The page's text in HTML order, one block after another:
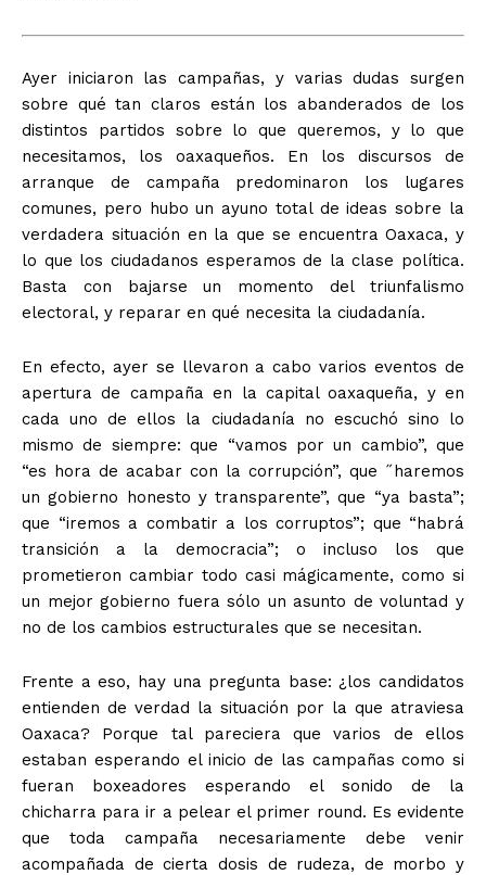
Ayer iniciaron las campañas, y varias dudas surgen
sobre qué tan claros están los abanderados de los
distintos partidos sobre lo que queremos, y lo que
necesitamos, los oaxaqueños. En los discursos de
arranque de campaña predominaron los lugares
comunes, pero hubo un ayuno total de ideas sobre la
verdadera situación en la que se encuentra Oaxaca, y
lo que los ciudadanos esperamos de la clase política.
Basta con bajarse un momento del triunfalismo
electoral, y reparar en qué necesita la ciudadanía.
En efecto, ayer se llevaron a cabo varios eventos de
apertura de campaña en la capital oaxaqueña, y en
cada uno de ellos la ciudadanía no escuchó sino lo
mismo de siempre: que “vamos por un cambio”, que
“es hora de acabar con la corrupción”, que ˝haremos
un gobierno honesto y transparente”, que “ya basta”;
que “iremos a combatir a los corruptos”; que “habrá
transición a la democracia”; o incluso los que
prometieron cambiar todo casi mágicamente, como si
un mejor gobierno fuera sólo un asunto de voluntad y
no de los cambios estructurales que se necesitan.
Frente a eso, hay una pregunta base: ¿los candidatos
entienden de verdad la situación por la que atraviesa
Oaxaca? Porque tal pareciera que varios de ellos
estaban esperando el inicio de las campañas como si
fueran boxeadores esperando el sonido de la
chicharra para ir a pelear el primer round. Es evidente
que toda campaña necesariamente debe venir
acompañada de cierta dosis de rudeza, de morbo y